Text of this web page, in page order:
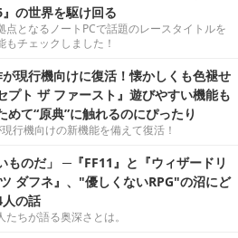
の世界を駆け回る
点となるノートPCで話題のレースタイトルを
もチェックしました！
現行機向けに復活！懐かしくも色褪せ
プト ザ ファースト』遊びやすい機能も
めて“原典”に触れるのにぴったり
行機向けの新機能を備えて復活！
ものだ」 ─『FF11』と『ウィザードリ
ダフネ』、"優しくないRPG"の沼にど
の話
ちが語る奥深さとは。